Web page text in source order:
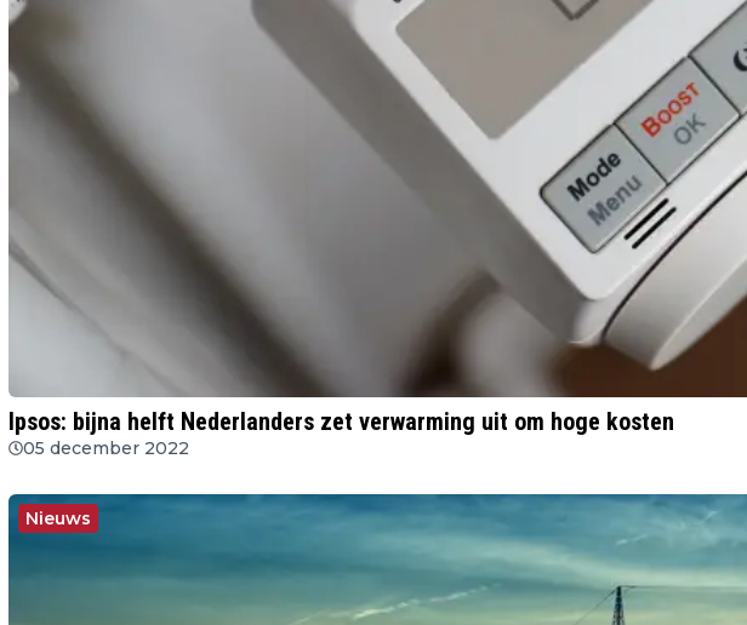
Ipsos: bijna helft Nederlanders zet verwarming uit om hoge kosten
05 december 2022
Nieuws